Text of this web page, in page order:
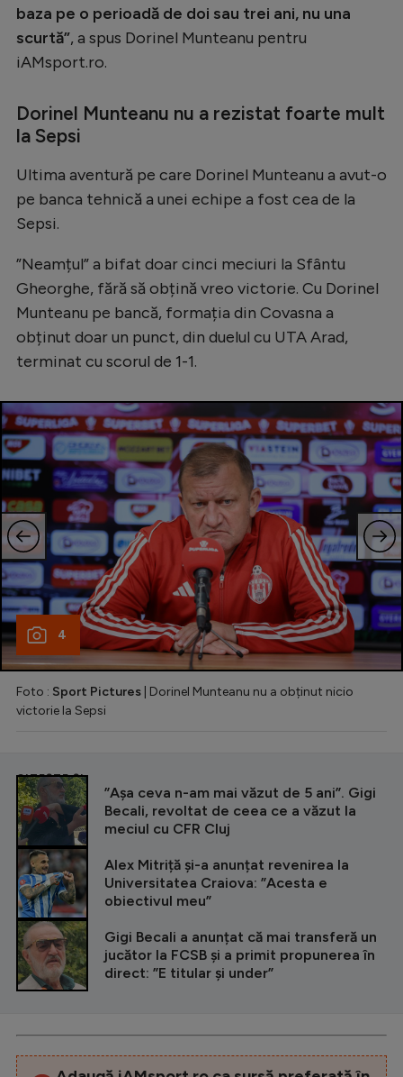
baza pe o perioadă de doi sau trei ani, nu una
scurtă”, a spus Dorinel Munteanu pentru
iAMsport.ro.
Dorinel Munteanu nu a rezistat foarte mult
la Sepsi
Ultima aventură pe care Dorinel Munteanu a avut-o
pe banca tehnică a unei echipe a fost cea de la
Sepsi.
”Neamțul” a bifat doar cinci meciuri la Sfântu
Gheorghe, fără să obțină vreo victorie. Cu Dorinel
Munteanu pe bancă, formația din Covasna a
obținut doar un punct, din duelul cu UTA Arad,
terminat cu scorul de 1-1.
4
Foto : Sport Pictures | Dorinel Munteanu nu a obținut nicio
victorie la Sepsi
CITEȘTE ȘI
”Așa ceva n-am mai văzut de 5 ani”. Gigi
Becali, revoltat de ceea ce a văzut la
meciul cu CFR Cluj
Alex Mitriță și-a anunțat revenirea la
Universitatea Craiova: ”Acesta e
obiectivul meu”
Gigi Becali a anunțat că mai transferă un
jucător la FCSB și a primit propunerea în
direct: ”E titular și under”